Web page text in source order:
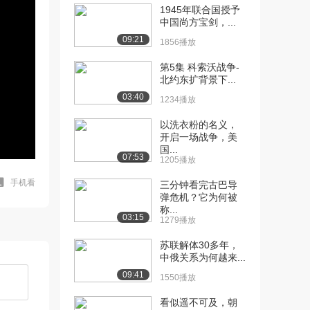
手机看
09:21
1945年联合国授予
中国尚方宝剑，...
1856播放
03:40
第5集 科索沃战争-
北约东扩背景下...
1234播放
07:53
以洗衣粉的名义，
开启一场战争，美
国...
1205播放
03:15
三分钟看完古巴导
弹危机？它为何被
称...
1279播放
09:41
苏联解体30多年，
中俄关系为何越来...
1550播放
看似遥不可及，朝